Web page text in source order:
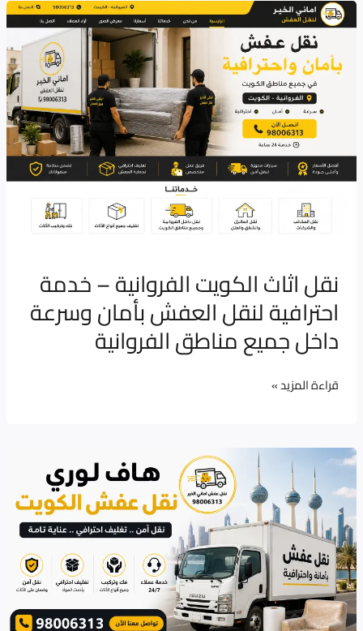
نقل اثاث الكويت الفروانية – خدمة
احترافية لنقل العفش بأمان وسرعة
داخل جميع مناطق الفروانية
نقل
اثاث
الكويت
الفروانية
احترافية
لنقل
العفش
بأمان
داخل
جميع
مناطق
الفروانية
قراءة المزيد »
هاف
نقل
عفش
الكويت
–
متى
تحتاج